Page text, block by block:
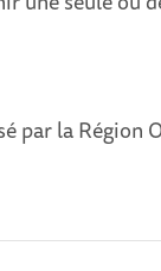
par la Région